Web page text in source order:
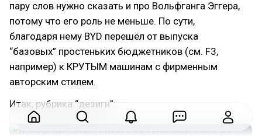
пару слов нужно сказать и про Вольфганга Эггера,
потому что его роль не меньше. По сути,
благодаря нему BYD перешёл от выпуска
“базовых” простеньких бюджетников (см. F3,
например) к КРУТЫМ машинам с фирменным
авторским стилем.
Итак, рубрика “дезигн”: